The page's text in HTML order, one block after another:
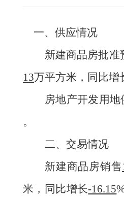
一、供应情况
新建商品房批准
13万平方米，同比增
房地产开发用地
。
二、交易情况
新建商品房销售
米，同比增长-16.15